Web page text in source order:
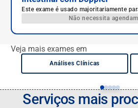
Este exame é usado majoritariamente
que se há a suspeita de endometriose.
Não necessita
Veja mais exames em
Análises Clínicas
Serviços mais